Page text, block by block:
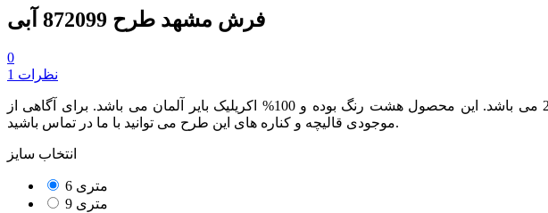
فرش مشهد طرح 872099 آبی
0
1 نظرات
از مجموعه محصولات هفتصد شانه بوده که دارای تراکم طولی 2100 می باشد. این محصول هشت رنگ بوده و 100% اکریلیک بایر آلمان می باشد. برای آگاهی از
موجودی قالیچه و کناره های این طرح می توانید با ما در تماس باشید.
انتخاب سایز
6 متری
9 متری